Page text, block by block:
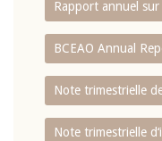
Rapport annuel
BCEAO Annual
Note trimestrielle
Note trimestrielle